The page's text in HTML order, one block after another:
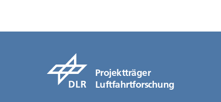
Projektträger
Luftfahrtforschung